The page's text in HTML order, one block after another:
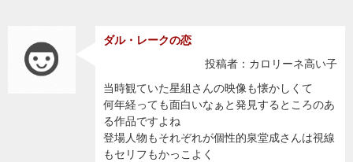
ダル・レークの恋
投稿者：カロリーネ高い子
当時観ていた星組さんの映像も懐かしくて
何年経っても面白いなぁと発見するところのあ
る作品ですよね
登場人物もそれぞれが個性的泉堂成さんは視線
もセリフもかっこよく